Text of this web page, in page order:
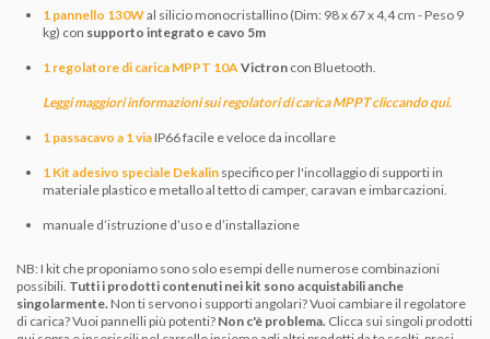
1 pannello 130Wal silicio monocristallino (Dim: 98 x 67 x 4,4 cm - Peso 9
kg) con supporto integrato e cavo 5m
1 regolatore di carica MPPT 10AVictron con Bluetooth.
Leggi maggiori informazioni sui regolatori di carica MPPT cliccando qui.
1 passacavo a 1 via IP66 facile e veloce da incollare
1 Kit adesivo speciale Dekalin specifico per l'incollaggio di supporti in
materiale plastico e metallo al tetto di camper, caravan e imbarcazioni.
manuale d’istruzione d’uso e d’installazione
NB: I kit che proponiamo sono solo esempi delle numerose combinazioni
possibili. Tutti i prodotti contenuti nei kit sono acquistabili anche
singolarmente. Non ti servono i supporti angolari? Vuoi cambiare il regolatore
di carica? Vuoi pannelli più potenti? Non c'è problema. Clicca sui singoli prodotti